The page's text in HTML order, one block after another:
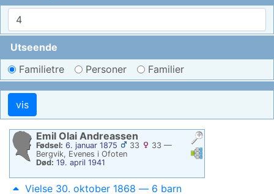
Utseende
Familietre
Personer Familier
Linker
Emil Olai Andreassen
Fødsel: 6. januar 1875 33 33—
Bergvik, Evenes i Ofoten
Død: 19. april 1941
Vielse 30. oktober 1868 — 6 barn